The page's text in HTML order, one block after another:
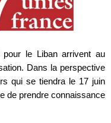
le Liban arrivent au
Dans la perspective
qui se tiendra le 17 juin
de prendre connaissance